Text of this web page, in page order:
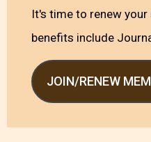
It's time to renew
benefits include
JOIN/RENEW